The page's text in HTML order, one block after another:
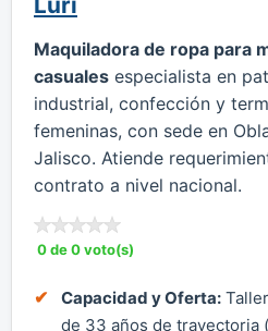
Maquiladora de ropa para
casuales especialista en
industrial, confección y
femeninas, con sede en
Jalisco. Atiende
contrato a nivel nacional.
0 de 0 voto(s)
Capacidad y Oferta:
de 33 años de trayectoria